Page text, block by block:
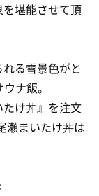
堪能させて頂
る雪景色がと
ナ飯。
け丼』を注文
瀬まいたけ丼は